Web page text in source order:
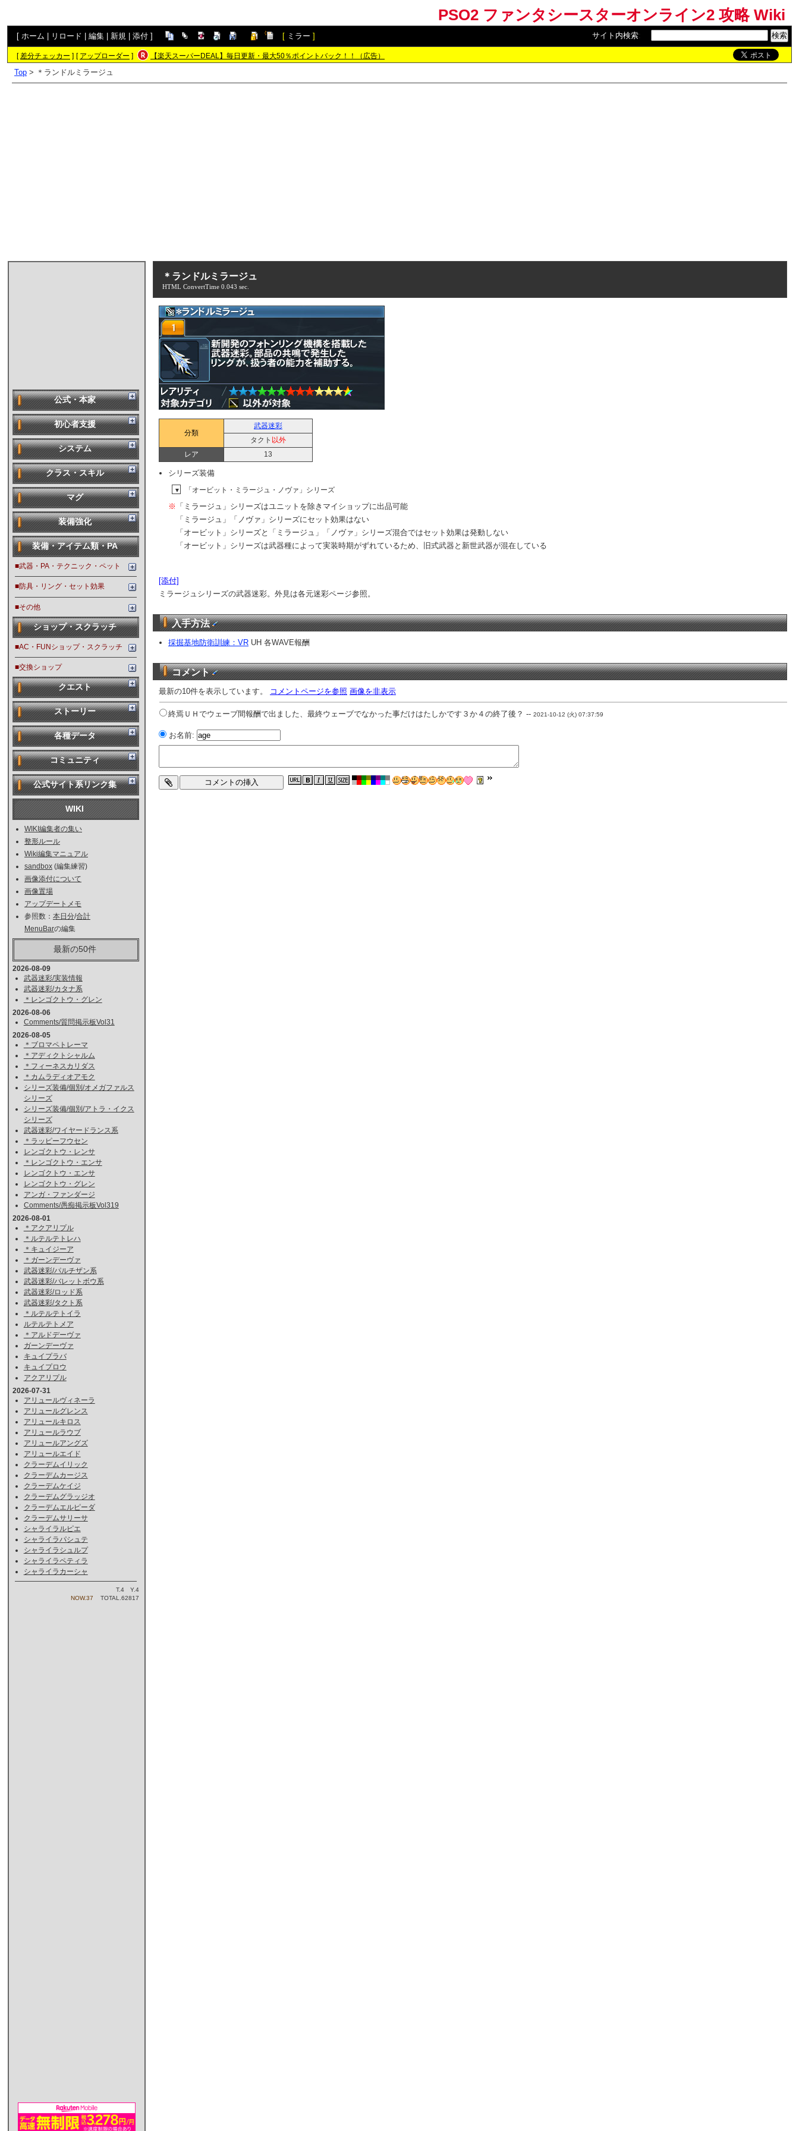
PSO2 ファンタシースターオンライン2 攻略 Wiki
[ ホーム リロード 編集 新規 添付 ] [ ミラー ] サイト内検索:
[差分チェッカー ] [ アップローダー ] 【楽天スーパーDEAL】毎日更新・最大50％ポイントバック！！（広告）
Top > ＊ランドルミラージュ
公式・本家
初心者支援
システム
クラス・スキル
マグ
装備強化
装備・アイテム類・PA
■武器・PA・テクニック・ペット
■防具・リング・セット効果
■その他
ショップ・スクラッチ
■AC・FUNショップ・スクラッチ
■交換ショップ
クエスト
ストーリー
各種データ
コミュニティ
公式サイト系リンク集
WIKI
WIKI編集者の集い
整形ルール
Wiki編集マニュアル
sandbox (編集練習)
画像添付について
画像置場
アップデートメモ
参照数： 本日分/合計
MenuBarの編集
最新の50件
2026-08-09
武器迷彩/実装情報
武器迷彩/カタナ系
＊レンゴクトウ・グレン
2026-08-06
Comments/質問掲示板Vol31
2026-08-05
＊ブロマペトレーマ
＊アディクトシャルム
＊フィーネスカリダス
＊カムラディオアモク
シリーズ装備/個別/オメガファルス
シリーズ
シリーズ装備/個別/アトラ・イクス
シリーズ
武器迷彩/ワイヤードランス系
＊ラッピーフウセン
レンゴクトウ・レンサ
＊レンゴクトウ・エンサ
レンゴクトウ・エンサ
レンゴクトウ・グレン
アンガ・ファンダージ
Comments/愚痴掲示板Vol319
2026-08-01
＊アクアリプル
＊ルテルテトレハ
＊キュイジーア
＊ガーンデーヴァ
武器迷彩/パルチザン系
武器迷彩/バレットボウ系
武器迷彩/ロッド系
武器迷彩/タクト系
＊ルテルテトイラ
ルテルテトメア
＊アルドデーヴァ
ガーンデーヴァ
キュイプラバ
キュイプロウ
アクアリプル
2026-07-31
アリュールヴィネーラ
アリュールグレンス
アリュールキロス
アリュールラウブ
アリュールアングズ
アリュールエイド
クラーデムイリック
クラーデムカージス
クラーデムケイジ
クラーデムグラッジオ
クラーデムエルピーダ
クラーデムサリーサ
シャライラルピエ
シャライラパシュテ
シャライラシュルプ
シャライラペティラ
シャライラカーシャ
T.4 Y.4
NOW.37
TOTAL.62817
＊ランドルミラージュ
HTML ConvertTime 0.043 sec.
分類
武器迷彩
タクト 以外
レア
13
シリーズ装備
▼ 「オービット・ミラージュ・ノヴァ」シリーズ
※ 「ミラージュ」シリーズはユニットを除きマイショップに出品可能
「ミラージュ」「ノヴァ」シリーズにセット効果はない
「オービット」シリーズと「ミラージュ」「ノヴァ」シリーズ混合ではセット効果は発動しない
「オービット」シリーズは武器種によって実装時期がずれているため、旧式武器と新世武器が混在している
[添付]
ミラージュシリーズの武器迷彩。外見は各元迷彩ページ参照。
入手方法
採掘基地防衛訓練：VR UH 各WAVE報酬
コメント
最新の10件を表示しています。 コメントページを参照 画像を非表示
終焉ＵＨでウェーブ間報酬で出ました、最終ウェーブでなかった事だけはたしかです３か４の終了後？ -- 2021-10-12 (火) 07:37:59
お名前: